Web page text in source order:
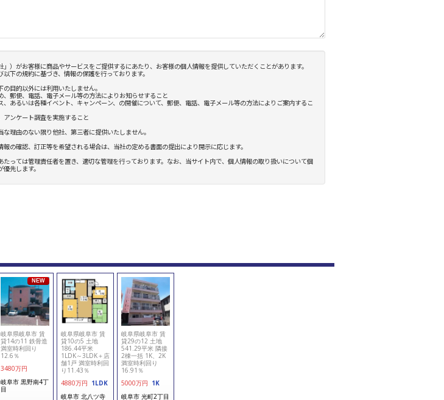
NEW
岐阜県岐阜市 賃
貸14の11 鉄骨造
満室時利回り
12.6％
3480万円
岐阜市 黒野南4丁
目
岐阜県岐阜市 賃
貸10の5 土地
186.44平米
1LDK～3LDK＋店
舗1戸 満室時利回
り11.43％
4880万円 1LDK
岐阜市 北八ツ寺
岐阜県岐阜市 賃
貸29の12 土地
541.29平米 隣接
2棟一括 1K、2K
満室時利回り
16.91％
5000万円 1K
岐阜市 光町2丁目